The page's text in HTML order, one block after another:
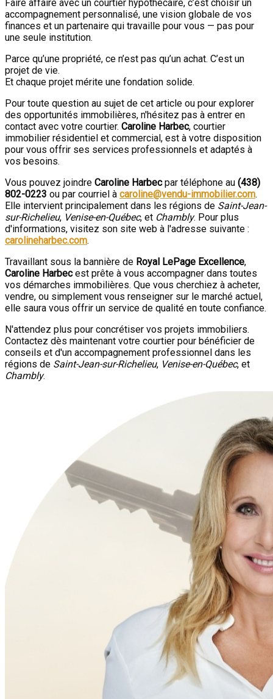
Faire affaire avec un courtier hypothécaire, c’est choisir un
accompagnement personnalisé, une vision globale de vos
finances et un partenaire qui travaille pour vous — pas pour
une seule institution.
Parce qu’une propriété, ce n’est pas qu’un achat. C’est un
projet de vie.
Et chaque projet mérite une fondation solide.
Pour toute question au sujet de cet article ou pour explorer
des opportunités immobilières, n'hésitez pas à entrer en
contact avec votre courtier. Caroline Harbec, courtier
immobilier résidentiel et commercial, est à votre disposition
pour vous offrir ses services professionnels et adaptés à
vos besoins.
Vous pouvez joindre Caroline Harbecpar téléphone au (438)
802-0223 ou par courriel à caroline@vendu-immobilier.com.
Elle intervient principalement dans les régions de Saint-Jean-
sur-Richelieu, Venise-en-Québec, et Chambly. Pour plus
d'informations, visitez son site web à l'adresse suivante :
carolineharbec.com.
Travaillant sous la bannière de Royal LePage Excellence,
Caroline Harbecest prête à vous accompagner dans toutes
vos démarches immobilières. Que vous cherchiez à acheter,
vendre, ou simplement vous renseigner sur le marché actuel,
elle saura vous offrir un service de qualité en toute confiance.
N'attendez plus pour concrétiser vos projets immobiliers.
Contactez dès maintenant votre courtier pour bénéficier de
conseils et d'un accompagnement professionnel dans les
régions de Saint-Jean-sur-Richelieu, Venise-en-Québec, et
Chambly.